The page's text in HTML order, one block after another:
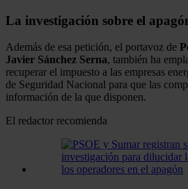
La investigación sobre el
Además de esa petición, el portavoz de
Javier Sánchez Serna, también ha
recuperar el impuesto a las empresas
de Seguridad Nacional para que las
información de la que disponen.
El redactor recomienda